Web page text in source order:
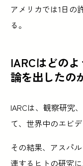
アメリカでは1日の
る。
IARCはどの
論を出したの
IARCは、観察研究
て、世界中のエビ
その結果、アスパ
連するヒトの研究